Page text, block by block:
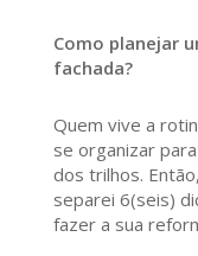
Como planejar
fachada?
Quem vive a
se organizar
dos trilhos.
separei 6(seis)
fazer a sua